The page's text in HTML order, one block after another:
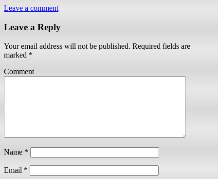
Leave a comment
Leave a Reply
Your email address will not be published. Required fields are
marked *
Comment
Name *
Email *